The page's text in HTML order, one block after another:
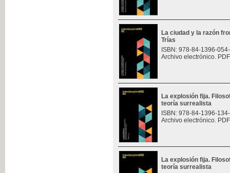
La ciudad y la razón
Trías
ISBN: 978-84-1396-
Archivo electrónico.
La explosión fija.
teoría surrealista
ISBN: 978-84-1396-
Archivo electrónico.
La explosión fija.
teoría surrealista